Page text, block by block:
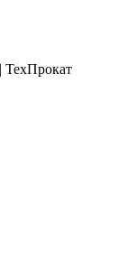
ТехПрокат